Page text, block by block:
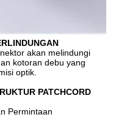
akan melindungi
kotoran debu yang
optik.
PATCHCORD
Permintaan